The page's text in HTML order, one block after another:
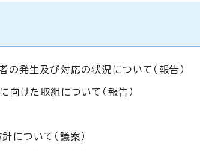
発生及び対応の状況について（報告）
けた取組について（報告）
について（議案）